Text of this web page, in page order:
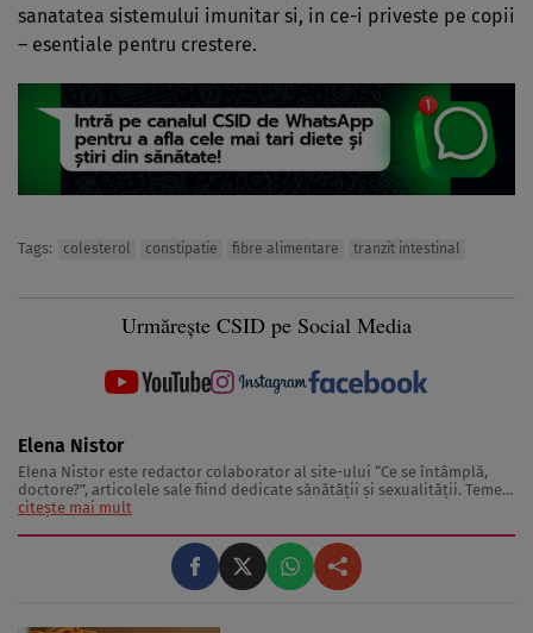
sanatatea sistemului imunitar si, in ce-i priveste pe copii
– esentiale pentru crestere.
Tags: colesterol constipatie fibre alimentare tranzit intestinal
Urmărește CSID pe Social Media
Elena Nistor
Elena Nistor este redactor colaborator al site-ului “Ce se întâmplă,
doctore?”, articolele sale fiind dedicate sănătăţii şi sexualităţii. Temele
pe care le abordează Elena Nistor se bucură de mare succes în rândul
citește mai mult